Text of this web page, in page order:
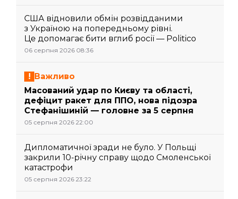
США відновили обмін розвідданими
з Україною на попередньому рівні.
Це допомагає бити вглиб росії — Politico
06 серпня 2026 08:36
Важливо
Масований удар по Києву та області,
дефіцит ракет для ППО, нова підозра
Стефанішиній — головне за 5 серпня
05 серпня 2026 22:00
Дипломатичної зради не було. У Польщі
закрили 10-річну справу щодо Смоленської
катастрофи
05 серпня 2026 23:22